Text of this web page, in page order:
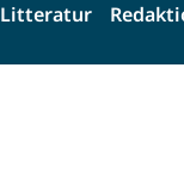
Litteratur